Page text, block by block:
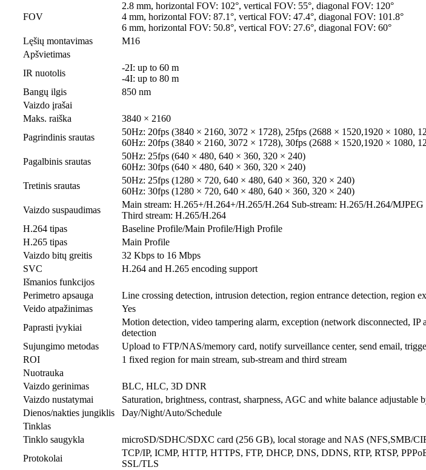
FOV
2.8 mm, horizontal FOV: 102°, vertical FOV: 55°, diagonal FOV: 120°
4 mm, horizontal FOV: 87.1°, vertical FOV: 47.4°, diagonal FOV: 101.8°
6 mm, horizontal FOV: 50.8°, vertical FOV: 27.6°, diagonal FOV: 60°
Lęšių montavimas
M16
Apšvietimas
IR nuotolis
-2I: up to 60 m
-4I: up to 80 m
Bangų ilgis
850 nm
Vaizdo įrašai
Maks. raiška
3840 × 2160
Pagrindinis srautas
50Hz: 20fps (3840 × 2160, 3072 × 1728), 25fps (2688 × 1520,1920 × 1080,
60Hz: 20fps (3840 × 2160, 3072 × 1728), 30fps (2688 × 1520,1920 × 1080,
Pagalbinis srautas
50Hz: 25fps (640 × 480, 640 × 360, 320 × 240)
60Hz: 30fps (640 × 480, 640 × 360, 320 × 240)
Tretinis srautas
50Hz: 25fps (1280 × 720, 640 × 480, 640 × 360, 320 × 240)
60Hz: 30fps (1280 × 720, 640 × 480, 640 × 360, 320 × 240)
Vaizdo suspaudimas
Main stream: H.265+/H.264+/H.265/H.264 Sub-stream: H.265/H.264/MJPEG
Third stream: H.265/H.264
H.264 tipas
Baseline Profile/Main Profile/High Profile
H.265 tipas
Main Profile
Vaizdo bitų greitis
32 Kbps to 16 Mbps
SVC
H.264 and H.265 encoding support
Išmanios funkcijos
Perimetro apsauga
Line crossing detection, intrusion detection, region entrance detection, region
Veido atpažinimas
Yes
Paprasti įvykiai
Motion detection, video tampering alarm, exception (network disconnected,
detection
Sujungimo metodas
Upload to FTP/NAS/memory card, notify surveillance center, send email,
ROI
1 fixed region for main stream, sub-stream and third stream
Nuotrauka
Vaizdo gerinimas
BLC, HLC, 3D DNR
Vaizdo nustatymai
Saturation, brightness, contrast, sharpness, AGC and white balance
Dienos/nakties jungiklis
Day/Night/Auto/Schedule
Tinklas
Tinklo saugykla
microSD/SDHC/SDXC card (256 GB), local storage and NAS (NFS,SMB/
Protokolai
TCP/IP, ICMP, HTTP, HTTPS, FTP, DHCP, DNS, DDNS, RTP, RTSP,
SSL/TLS